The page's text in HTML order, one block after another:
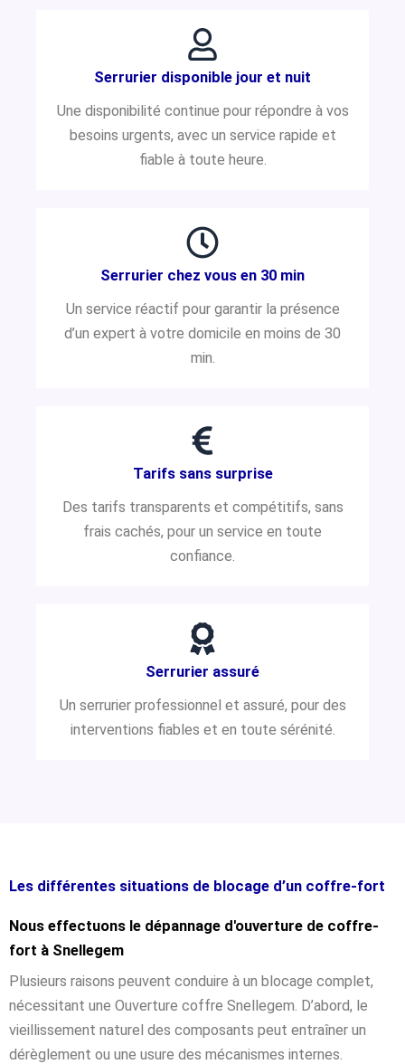
Serrurier disponible jour et nuit
Une disponibilité continue pour répondre à vos
besoins urgents, avec un service rapide et
fiable à toute heure.
Serrurier chez vous en 30 min
Un service réactif pour garantir la présence
d’un expert à votre domicile en moins de 30
min.
Tarifs sans surprise
Des tarifs transparents et compétitifs, sans
frais cachés, pour un service en toute
confiance.
Serrurier assuré
Un serrurier professionnel et assuré, pour des
interventions fiables et en toute sérénité.
Les différentes situations de blocage d’un coffre-fort
Nous effectuons le dépannage d'ouverture de coffre-
fort à Snellegem
Plusieurs raisons peuvent conduire à un blocage complet,
nécessitant une Ouverture coffre Snellegem. D’abord, le
vieillissement naturel des composants peut entraîner un
dérèglement ou une usure des mécanismes internes.